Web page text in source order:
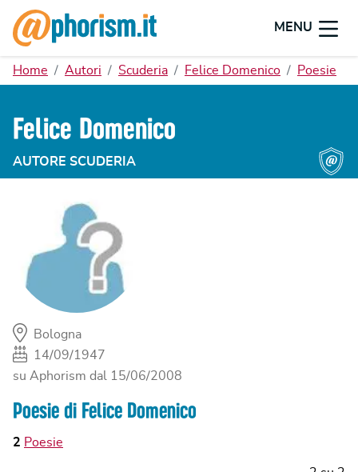
MENU
Home Autori Scuderia Felice Domenico Poesie
Felice Domenico
AUTORE SCUDERIA
Bologna
14/09/1947
su Aphorism dal 15/06/2008
Poesie di Felice Domenico
2 Poesie